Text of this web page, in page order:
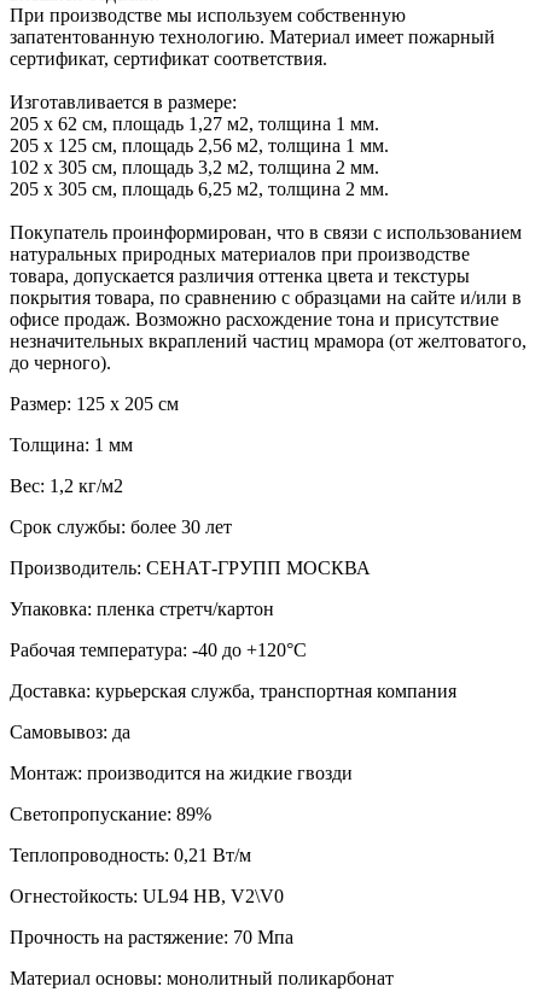
При производстве мы используем собственную
запатентованную технологию. Материал имеет пожарный
сертификат, сертификат соответствия.
Изготавливается в размере:
205 х 62 см, площадь 1,27 м2, толщина 1 мм.
205 х 125 см, площадь 2,56 м2, толщина 1 мм.
102 х 305 см, площадь 3,2 м2, толщина 2 мм.
205 х 305 см, площадь 6,25 м2, толщина 2 мм.
Покупатель проинформирован, что в связи с использованием
натуральных природных материалов при производстве
товара, допускается различия оттенка цвета и текстуры
покрытия товара, по сравнению с образцами на сайте и/или в
офисе продаж. Возможно расхождение тона и присутствие
незначительных вкраплений частиц мрамора (от желтоватого,
до черного).
Размер: 125 х 205 см
Толщина: 1 мм
Вес: 1,2 кг/м2
Срок службы: более 30 лет
Производитель: СЕНАТ-ГРУПП МОСКВА
Упаковка: пленка стретч/картон
Рабочая температура: -40 до +120°С
Доставка: курьерская служба, транспортная компания
Самовывоз: да
Монтаж: производится на жидкие гвозди
Светопропускание: 89%
Теплопроводность: 0,21 Вт/м
Огнестойкость: UL94 HB, V2\V0
Прочность на растяжение: 70 Мпа
Материал основы: монолитный поликарбонат